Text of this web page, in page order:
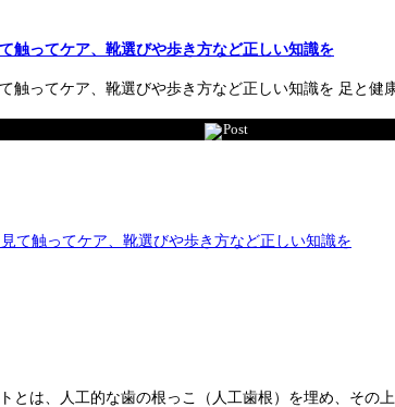
触ってケア、靴選びや歩き方など正しい知識を
ってケア、靴選びや歩き方など正しい知識を 足と
Post
は、人工的な歯の根っこ（人工歯根）を埋め、その